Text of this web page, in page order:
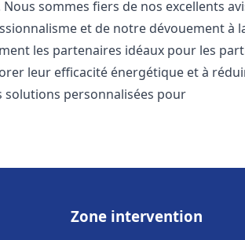
Nous sommes fiers de nos excellents
et de notre dévouement à
les partenaires idéaux pour les
leur efficacité énergétique et à
solutions personnalisées pour
Zone intervention